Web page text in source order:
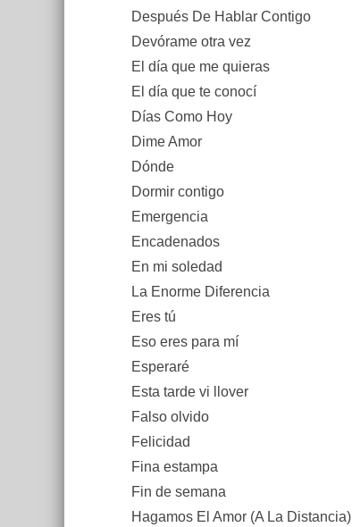
Después De Hablar Contigo
Devórame otra vez
El día que me quieras
El día que te conocí
Días Como Hoy
Dime Amor
Dónde
Dormir contigo
Emergencia
Encadenados
En mi soledad
La Enorme Diferencia
Eres tú
Eso eres para mí
Esperaré
Esta tarde vi llover
Falso olvido
Felicidad
Fina estampa
Fin de semana
Hagamos El Amor (A La Distancia)